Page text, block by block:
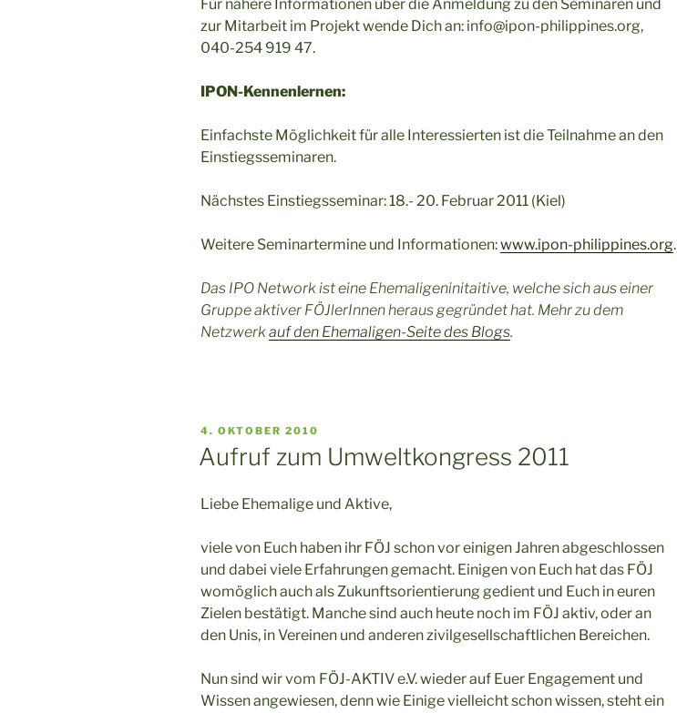
Für nähere Informationen über die Anmeldung zu den Seminaren und
zur Mitarbeit im Projekt wende Dich an: info@ipon-philippines.org,
040-254 919 47.
IPON-Kennenlernen:
Einfachste Möglichkeit für alle Interessierten ist die Teilnahme an den
Einstiegsseminaren.
Nächstes Einstiegsseminar: 18.- 20. Februar 2011 (Kiel)
Weitere Seminartermine und Informationen:www.ipon-philippines.org.
Das IPO Network ist eine Ehemaligeninitaitive, welche sich aus einer
Gruppe aktiver FÖJlerInnen heraus gegründet hat. Mehr zu dem
Netzwerkauf den Ehemaligen-Seite des Blogs.
VERÖFFENTLICHT
AM
4. OKTOBER 2010
Aufruf zum Umweltkongress 2011
Liebe Ehemalige und Aktive,
viele von Euch haben ihr FÖJ schon vor einigen Jahren abgeschlossen
und dabei viele Erfahrungen gemacht. Einigen von Euch hat das FÖJ
womöglich auch als Zukunftsorientierung gedient und Euch in euren
Zielen bestätigt. Manche sind auch heute noch im FÖJ aktiv, oder an
den Unis, in Vereinen und anderen zivilgesellschaftlichen Bereichen.
Nun sind wir vom FÖJ-AKTIV e.V. wieder auf Euer Engagement und
Wissen angewiesen, denn wie Einige vielleicht schon wissen, steht ein